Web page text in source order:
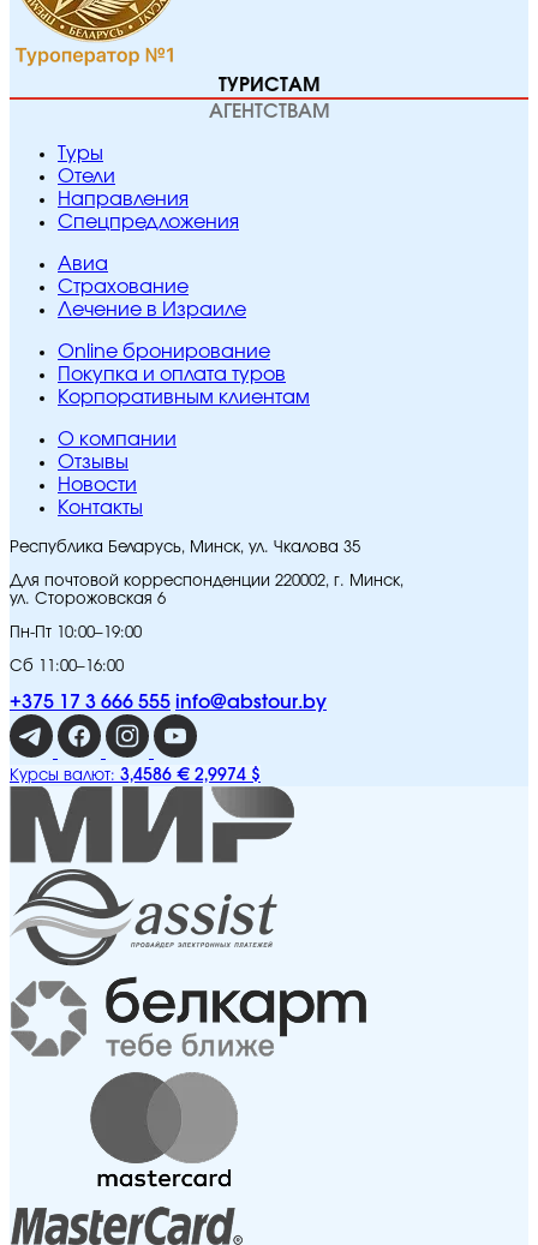
ТУРИСТАМ
АГЕНТСТВАМ
Туры
Отели
Направления
Спецпредложения
Авиа
Страхование
Лечение в Израиле
Online бронирование
Покупка и оплата туров
Корпоративным клиентам
O компании
Отзывы
Новости
Контакты
Республика Беларусь, Минск, ул. Чкалова 35
Для почтовой корреспонденции 220002, г. Минск,
ул. Сторожовская 6
Пн-Пт 10:00–19:00
Сб 11:00–16:00
+375 17 3 666 555 info@abstour.by
Курсы валют: 3,4586 € 2,9974 $